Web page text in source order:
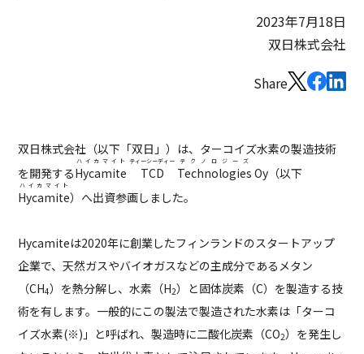
2023年7月18日
双日株式会社
Share
双日株式会社（以下「双日」）は、ターコイズ水素の製造技術
を開発するHycamite
ハイカマイト
TCD
ティーシーディー
Technologies
テクノロジーズ
Oy（以下
Hycamite
ハイカマイト
）へ出資参画しました。
Hycamiteは2020年に創業したフィンランドのスタートアップ
企業で、天然ガスやバイオガスなどの主成分であるメタン
（CH4）を熱分解し、水素（H2）と固体炭素（C）を製造する技
術を有します。一般的にこの製法で製造された水素は「ターコ
イズ水素(※)」と呼ばれ、製造時に二酸化炭素（CO2）を発生し